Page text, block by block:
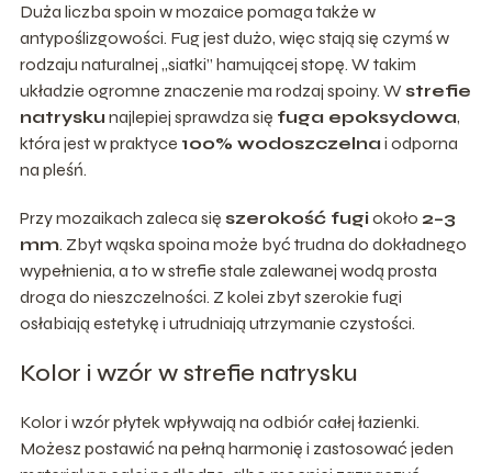
Duża liczba spoin w mozaice pomaga także w
antypoślizgowości. Fug jest dużo, więc stają się czymś w
rodzaju naturalnej „siatki” hamującej stopę. W takim
układzie ogromne znaczenie ma rodzaj spoiny. W strefie
natrysku najlepiej sprawdza się fuga epoksydowa,
która jest w praktyce 100% wodoszczelna i odporna
na pleśń.
Przy mozaikach zaleca się szerokość fugi około 2–3
mm. Zbyt wąska spoina może być trudna do dokładnego
wypełnienia, a to w strefie stale zalewanej wodą prosta
droga do nieszczelności. Z kolei zbyt szerokie fugi
osłabiają estetykę i utrudniają utrzymanie czystości.
Kolor i wzór w strefie natrysku
Kolor i wzór płytek wpływają na odbiór całej łazienki.
Możesz postawić na pełną harmonię i zastosować jeden